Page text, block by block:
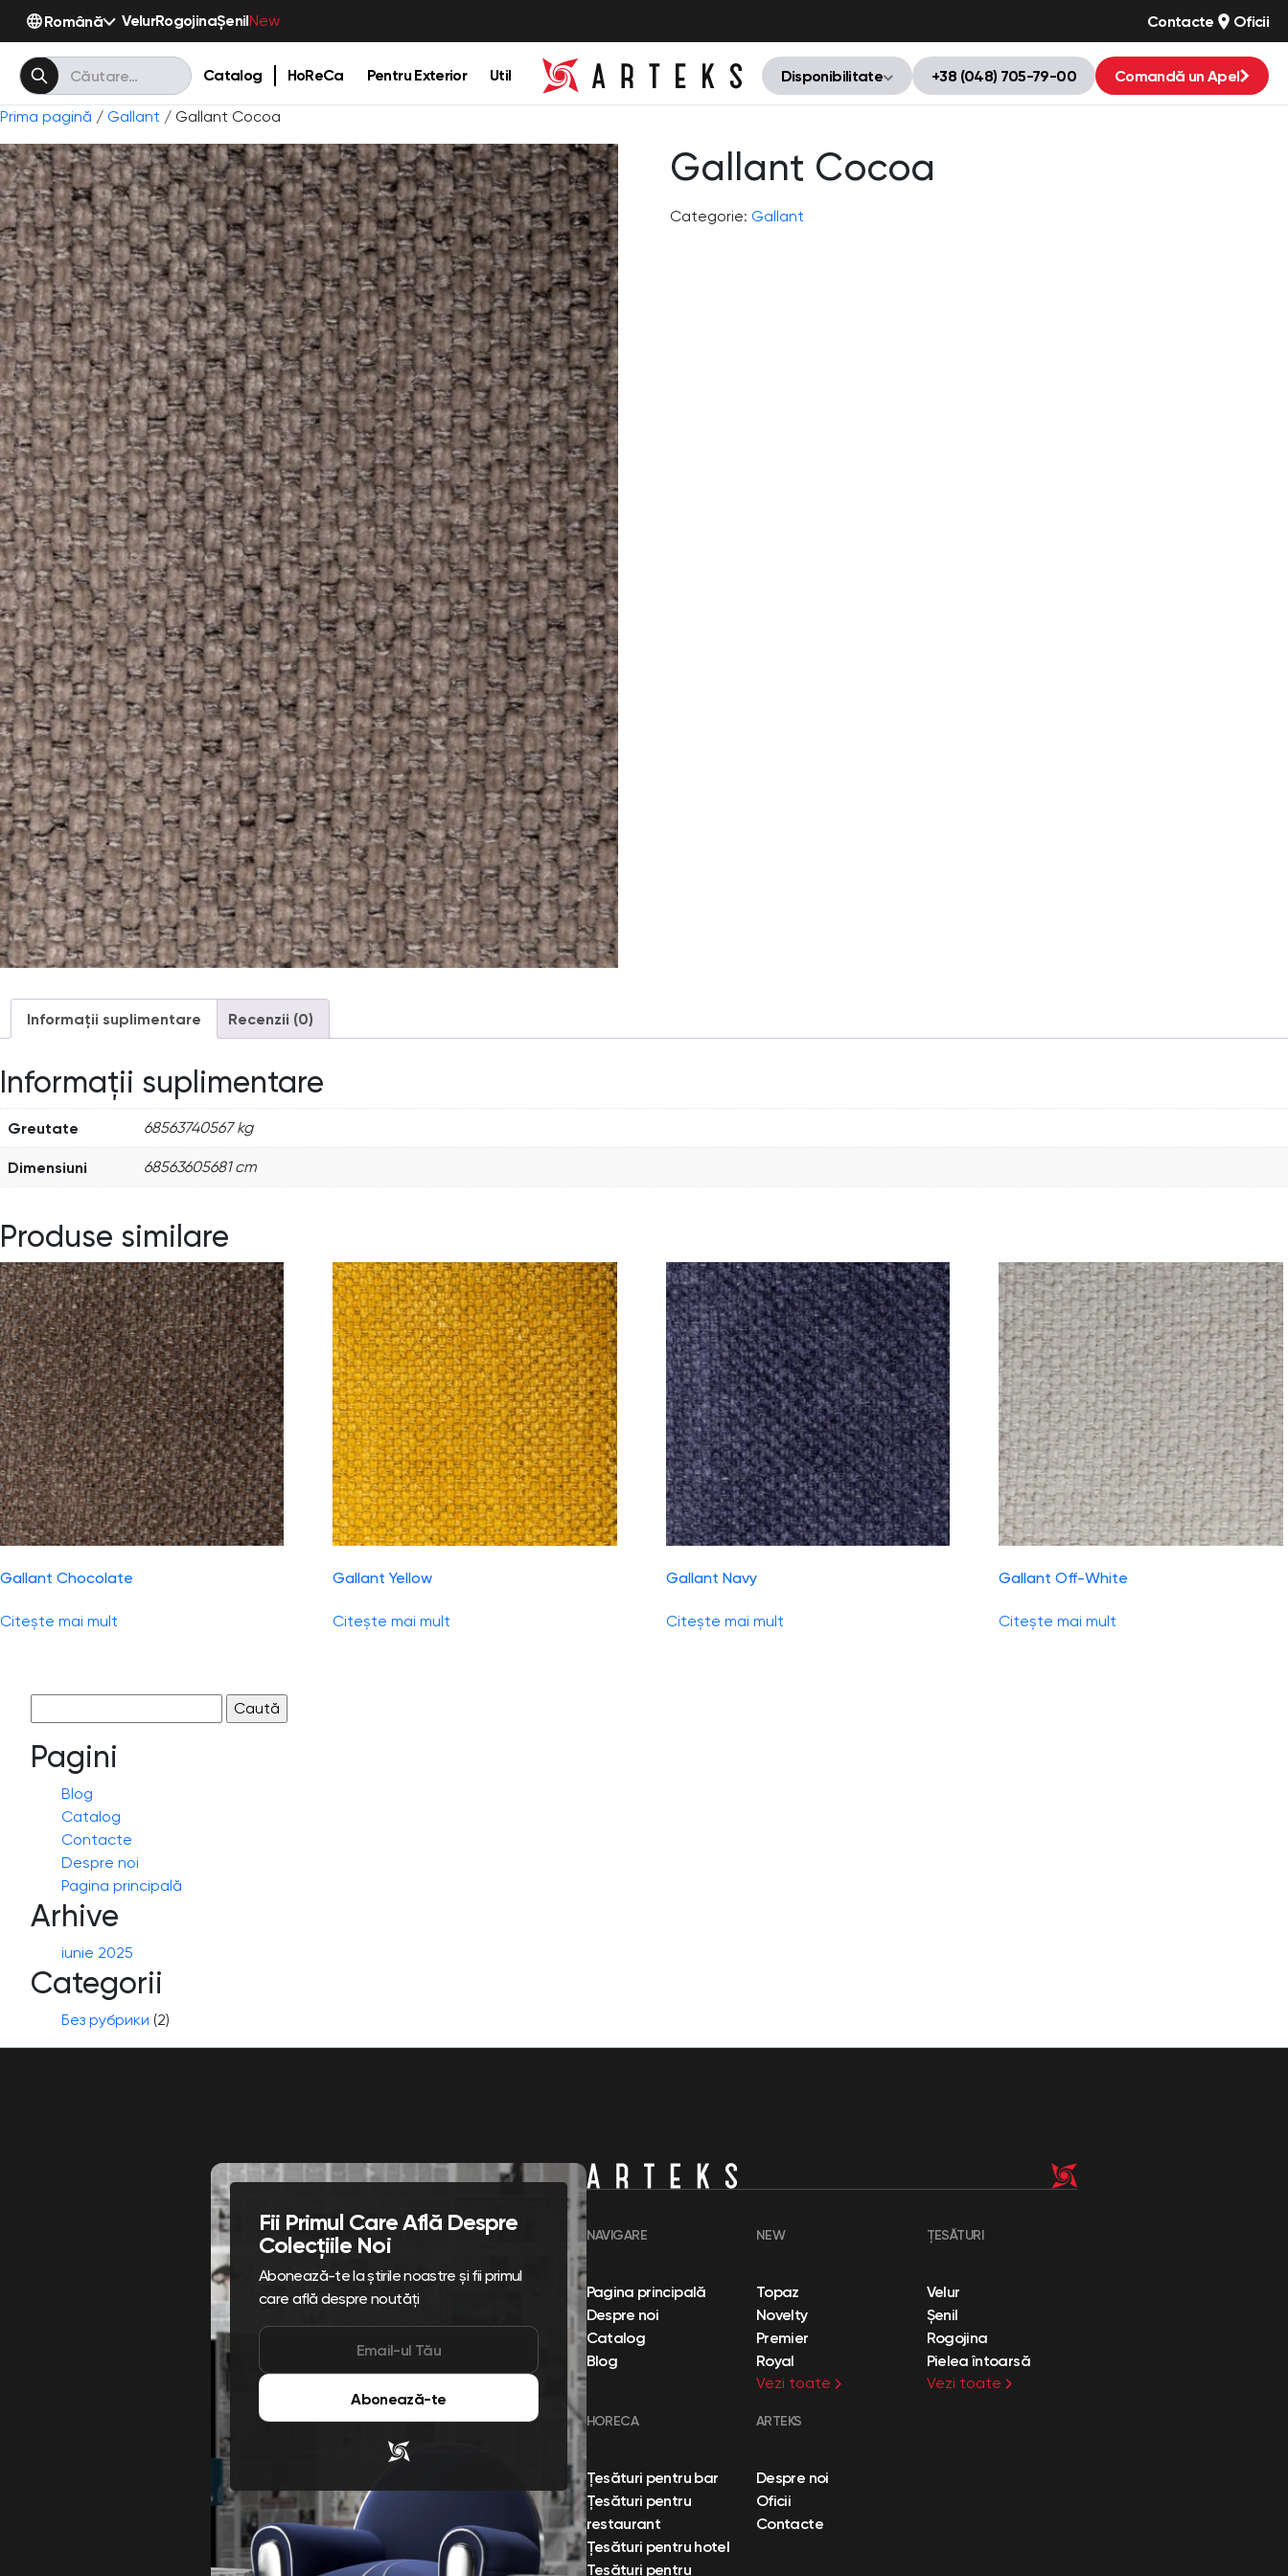
Română VelurRogojinaȘenilNew Contacte Oficii
Catalog HoReCa Pentru Exterior Util Disponibilitate +38 (048) 705-79-00 Comandă un Apel
Prima pagină / Gallant / Gallant Cocoa
Gallant Cocoa
Categorie: Gallant
Informații suplimentare Recenzii (0)
Informații suplimentare
Greutate 68563740567 kg
Dimensiuni 68563605681 cm
Produse similare
Gallant Chocolate
Citește mai mult
Gallant Yellow
Citește mai mult
Gallant Navy
Citește mai mult
Gallant Off-White
Citește mai mult
după:
Pagini
Blog
Catalog
Contacte
Despre noi
Pagina principală
Arhive
iunie 2025
Categorii
Без рубрики (2)
Fii Primul Care Află Despre
Colecțiile Noi
Abonează-te la știrile noastre și fii primul
care află despre noutăți
Abonează-te
NAVIGARE
Pagina principală
Despre noi
Catalog
Blog
NEW
Topaz
Novelty
Premier
Royal
Vezi toate
ȚESĂTURI
Velur
Șenil
Rogojina
Pielea întoarsă
Vezi toate
HORECA
Țesături pentru bar
Țesături pentru
restaurant
Țesături pentru hotel
Țesături pentru
ARTEKS
Despre noi
Oficii
Contacte